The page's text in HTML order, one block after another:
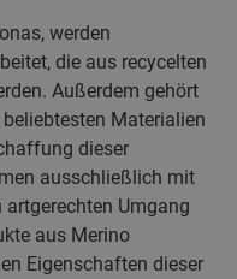
werden
die aus recycelten
Außerdem gehört
Materialien
dieser
ausschließlich mit
Umgang
aus Merino
Eigenschaften dieser